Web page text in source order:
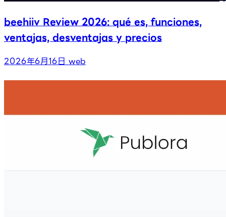
beehiiv Review 2026: qué es, funciones,
ventajas, desventajas y precios
2026年6月16日 web